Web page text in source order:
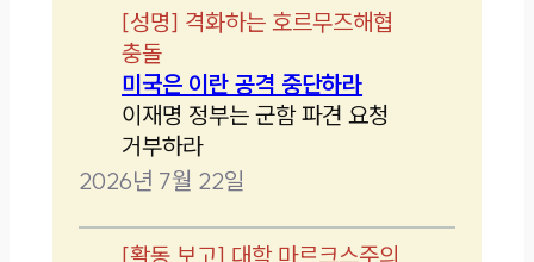
[성명] 격화하는 호르무즈해협
충돌
미국은 이란 공격 중단하라
이재명 정부는 군함 파견 요청
거부하라
2026년 7월 22일
[활동 보고] 대학 마르크스주의